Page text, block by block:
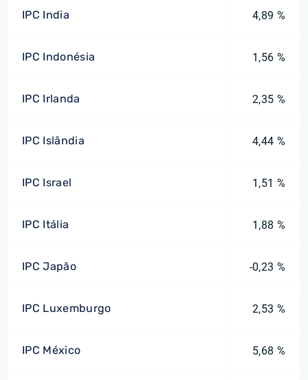
IPC India 4,89 %
IPC Indonésia 1,56 %
IPC Irlanda 2,35 %
IPC Islândia 4,44 %
IPC Israel 1,51 %
IPC Itália 1,88 %
IPC Japão -0,23 %
IPC Luxemburgo 2,53 %
IPC México 5,68 %